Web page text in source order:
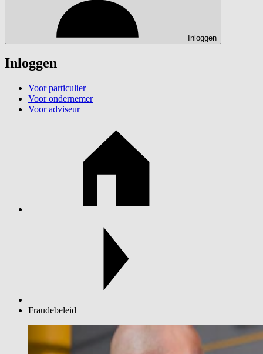
Inloggen
Inloggen
Voor particulier
Voor ondernemer
Voor adviseur
Fraudebeleid